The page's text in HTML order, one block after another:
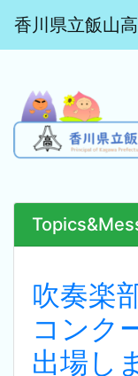
香川県立飯山
吹奏楽
コンク
出場し